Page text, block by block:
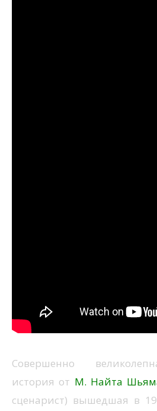
Совершенно
история от М. Найта
сценарист) вышедшая в